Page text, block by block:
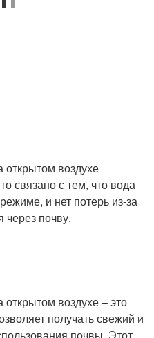
открытом воздухе
связано с тем, что вода
и нет потерь из-за
через почву.
открытом воздухе – это
получать свежий и